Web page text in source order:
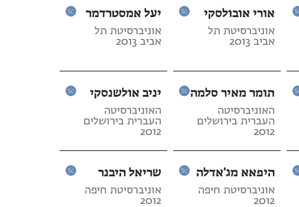
אורי אובולסקי
אוניברסיטת תל
אביב 2013
יעל אמסטרדמר
אוניברסיטת תל
אביב 2013
תומר מאיר סלמה
האוניברסיטה
העברית בירושלים
2012
יניב אולשנסקי
האוניברסיטה
העברית בירושלים
2012
היפאא מג'אדלה
אוניברסיטת חיפה
2012
שריאל היבנר
אוניברסיטת חיפה
2012